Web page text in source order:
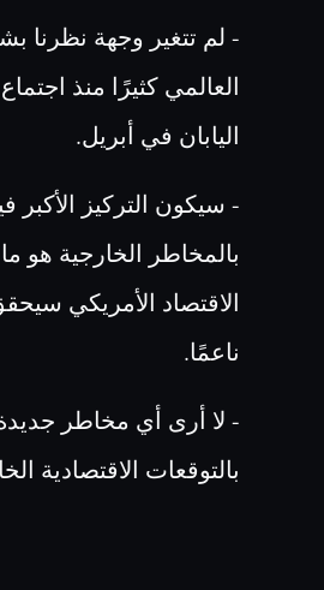
- لم تتغير وجهة نظرنا
العالمي كثيرًا منذ
اليابان في أبريل.
- سيكون التركيز الأكبر
بالمخاطر الخارجية هو
الاقتصاد الأمريكي
ناعمًا.
- لا أرى أي مخاطر
بالتوقعات الاقتصادية